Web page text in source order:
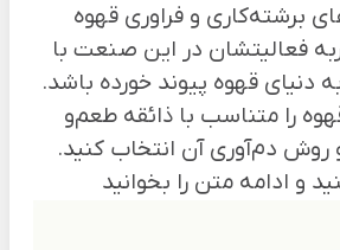
برشته‌کاری و فراوری قهوه
فعالیتشان در این صنعت با
قهوه پیوند خورده باشد.
را متناسب با ذائقه طعم‌و
روش دم‌آوری آن انتخاب کنید.
و ادامه متن را بخوانید